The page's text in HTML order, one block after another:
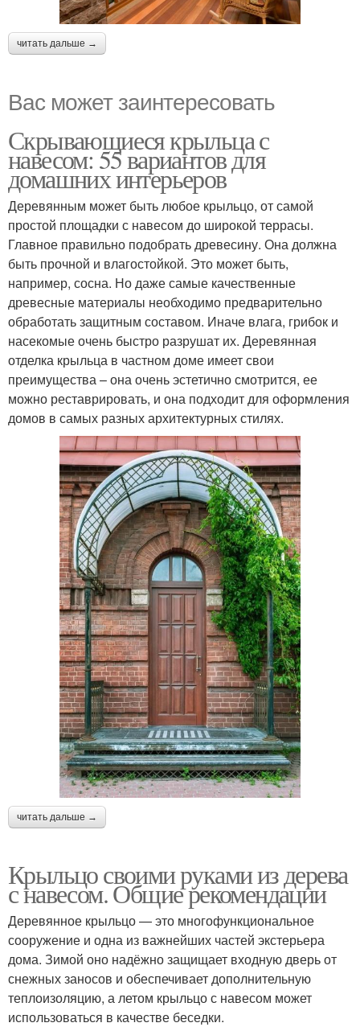
читать дальше →
Вас может заинтересовать
Скрывающиеся крыльца с
навесом: 55 вариантов для
домашних интерьеров
Деревянным может быть любое крыльцо, от самой
простой площадки с навесом до широкой террасы.
Главное правильно подобрать древесину. Она должна
быть прочной и влагостойкой. Это может быть,
например, сосна. Но даже самые качественные
древесные материалы необходимо предварительно
обработать защитным составом. Иначе влага, грибок и
насекомые очень быстро разрушат их. Деревянная
отделка крыльца в частном доме имеет свои
преимущества – она очень эстетично смотрится, ее
можно реставрировать, и она подходит для оформления
домов в самых разных архитектурных стилях.
читать дальше →
Крыльцо своими руками из дерева
с навесом. Общие рекомендации
Деревянное крыльцо — это многофункциональное
сооружение и одна из важнейших частей экстерьера
дома. Зимой оно надёжно защищает входную дверь от
снежных заносов и обеспечивает дополнительную
теплоизоляцию, а летом крыльцо с навесом может
использоваться в качестве беседки.